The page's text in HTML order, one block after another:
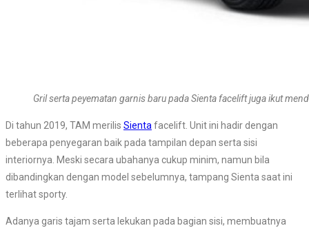
Gril serta peyematan garnis baru pada Sienta facelift juga ikut
Di tahun 2019, TAM merilis Sientafacelift. Unit ini hadir dengan
beberapa penyegaran baik pada tampilan depan serta sisi
interiornya. Meski secara ubahanya cukup minim, namun bila
dibandingkan dengan model sebelumnya, tampang Sienta saat ini
terlihat sporty.
Adanya garis tajam serta lekukan pada bagian sisi, membuatnya